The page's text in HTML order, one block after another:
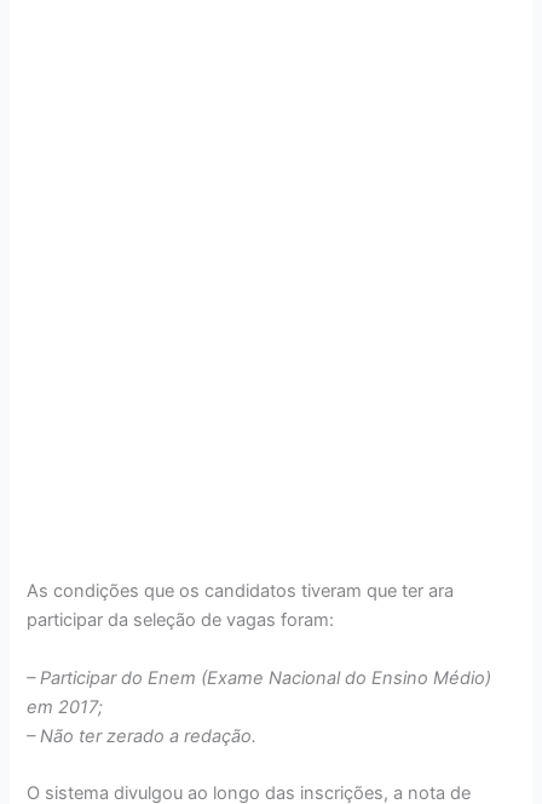
As condições que os candidatos tiveram que ter ara
participar da seleção de vagas foram:
– Participar do Enem (Exame Nacional do Ensino Médio)
em 2017;
– Não ter zerado a redação.
O sistema divulgou ao longo das inscrições, a nota de